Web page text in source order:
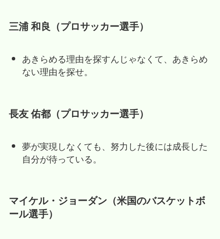
三浦 和良（プロサッカー選手）
あきらめる理由を探すんじゃなくて、あきらめ
ない理由を探せ。
長友 佑都（プロサッカー選手）
夢が実現しなくても、努力した後には成長した
自分が待っている。
マイケル・ジョーダン（米国のバスケットボ
ール選手）